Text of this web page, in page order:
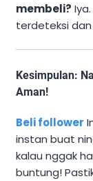
membeli?
terdeteksi
Kesimpulan:
Aman!
Beli follower
instan buat
kalau nggak
buntung!